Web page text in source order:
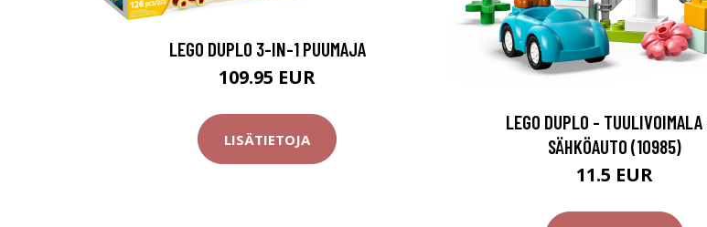
LEGO DUPLO 3-IN-1 PUUMAJA
109.95 EUR
LISÄTIETOJA
LEGO DUPLO -
SÄHKÖAUTO (10985)
11.5 EUR